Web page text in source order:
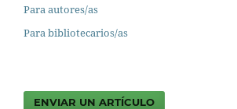
Para autores/as
Para bibliotecarios/as
ENVIAR UN ARTÍCULO